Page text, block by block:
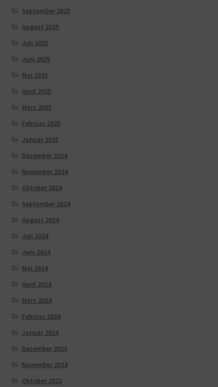
September 2025
August 2025
Juli 2025
Juni 2025
Mai 2025
April 2025
März 2025
Februar 2025
Januar 2025
Dezember 2024
November 2024
Oktober 2024
September 2024
August 2024
Juli 2024
Juni 2024
Mai 2024
April 2024
März 2024
Februar 2024
Januar 2024
Dezember 2023
November 2023
Oktober 2023